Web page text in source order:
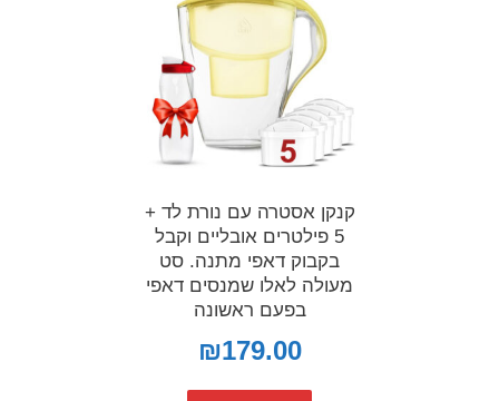
קנקן אסטרה עם נורת לד +
5 פילטרים אובליים וקבל
בקבוק דאפי מתנה. סט
מעולה לאלו שמנסים דאפי
בפעם ראשונה
₪179.00